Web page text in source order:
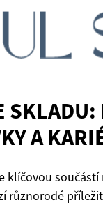
A
klíčovou
různorodé